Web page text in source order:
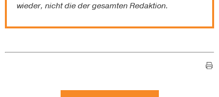
wieder, nicht die der gesamten Redaktion.